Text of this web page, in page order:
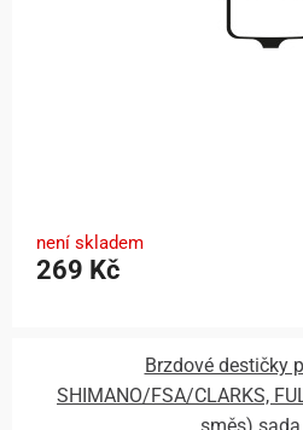
není skladem
269 Kč
Brzdové destičky
SHIMANO/FSA/CLARKS,